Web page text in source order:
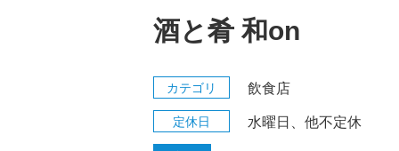
酒と肴 和on
カテゴリ 飲食店
定休日 水曜日、他不定休